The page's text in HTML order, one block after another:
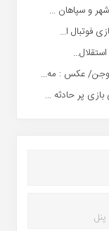
و سپاهان ...
فوتبال ا...
عکس : مه...
پر حادثه ...